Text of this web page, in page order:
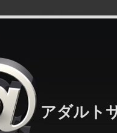
アダルト